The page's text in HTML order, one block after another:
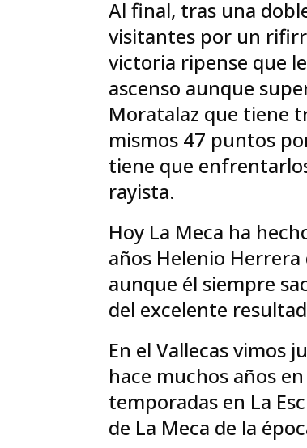
Al final, tras una
visitantes por un
victoria ripense que
ascenso aunque
Moratalaz que tiene
mismos 47 puntos
tiene que
rayista.
Hoy La Meca ha
años Helenio Herrera
aunque él siempre
del excelente
En el Vallecas vimos
hace muchos años
temporadas en La
de La Meca de la